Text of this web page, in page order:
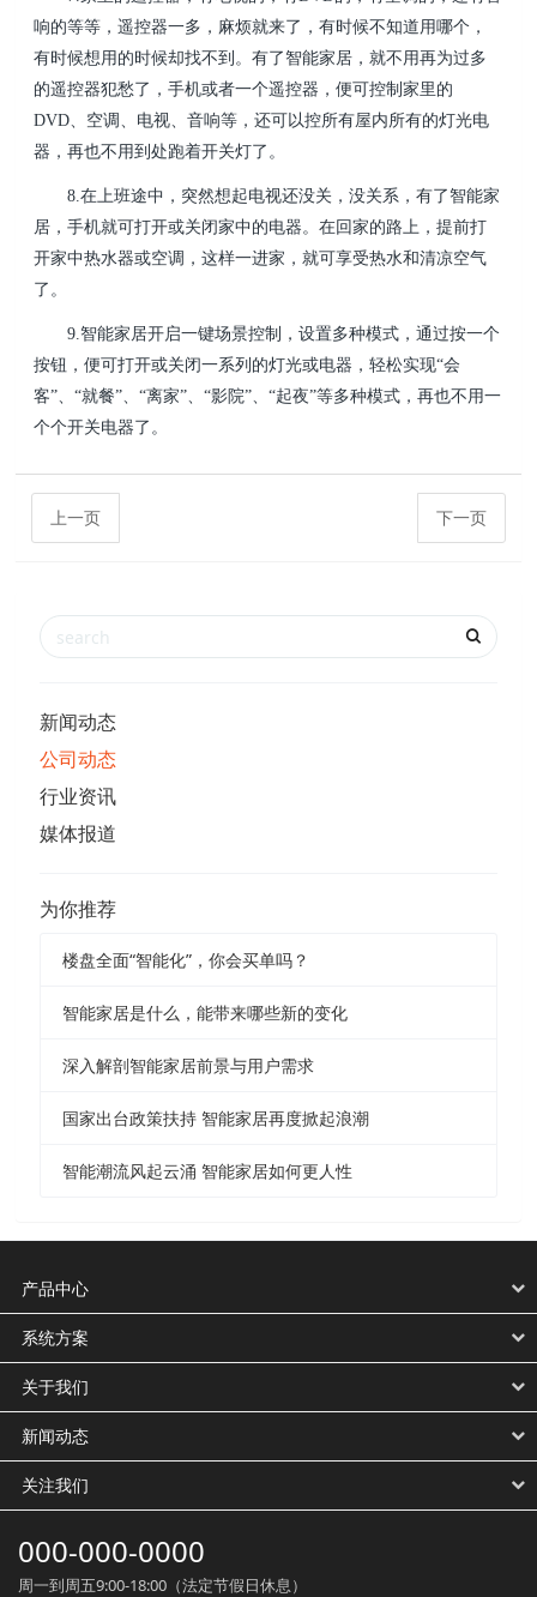
响的等等，遥控器一多，麻烦就来了，有时候不知道用哪个，
有时候想用的时候却找不到。有了智能家居，就不用再为过多
的遥控器犯愁了，手机或者一个遥控器，便可控制家里的
DVD、空调、电视、音响等，还可以控所有屋内所有的灯光电
器，再也不用到处跑着开关灯了。
8.在上班途中，突然想起电视还没关，没关系，有了智能家
居，手机就可打开或关闭家中的电器。在回家的路上，提前打
开家中热水器或空调，这样一进家，就可享受热水和清凉空气
了。
9.智能家居开启一键场景控制，设置多种模式，通过按一个
按钮，便可打开或关闭一系列的灯光或电器，轻松实现“会
客”、“就餐”、“离家”、“影院”、“起夜”等多种模式，再也不用一
个个开关电器了。
上一页 下一页
新闻动态
公司动态
行业资讯
媒体报道
为你推荐
楼盘全面“智能化”，你会买单吗？
智能家居是什么，能带来哪些新的变化
深入解剖智能家居前景与用户需求
国家出台政策扶持 智能家居再度掀起浪潮
智能潮流风起云涌 智能家居如何更人性
产品中心
系统方案
关于我们
新闻动态
关注我们
000-000-0000
周一到周五9:00-18:00（法定节假日休息）